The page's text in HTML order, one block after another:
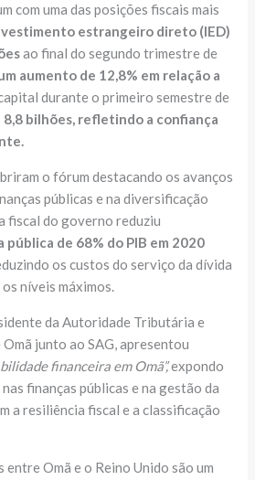
com uma das posições fiscais mais
estrangeiro direto (IED)
ao final do segundo trimestre de
aumento de 12,8% em relação a
durante o primeiro semestre de
8,8 bilhões, refletindo a confiança
o fórum destacando os avanços
públicas e na diversificação
fiscal do governo reduziu
pública de 68% do PIB em 2020
os custos do serviço da dívida
os níveis máximos.
da Autoridade Tributária e
junto ao SAG, apresentou
financeira em Omã”,expondo
finanças públicas e na gestão da
a resiliência fiscal e a classificação
entre Omã e o Reino Unido são um